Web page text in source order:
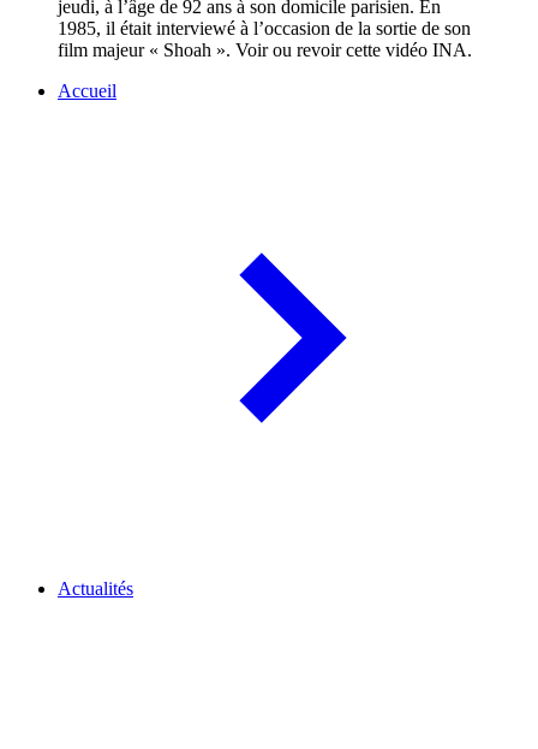
jeudi, à l’âge de 92 ans à son domicile parisien. En
1985, il était interviewé à l’occasion de la sortie de son
film majeur « Shoah ». Voir ou revoir cette vidéo INA.
Accueil
Actualités